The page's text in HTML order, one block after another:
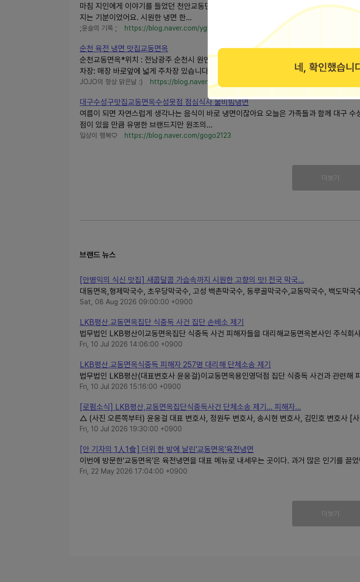
마침 지인에게 이야기를 들었던 천안교동면옥에 다녀왔습니다. 평소 면 요리를 즐겨 먹는
지는 기분이었어요. 시원한 냉면 한...
;윤슬의 기록 ; https://blog.naver.com/ygkim103
순천 육전 냉면 맛집교동면옥
순천교동면옥*위치 : 전남광주 순천시 원연향길 200 *영업시간: 10:00~20:00
차장: 매장 바로앞에 넓게 주차장 있습니다! 매장앞에 바로...
JOJO의 항상 맑은날 :) https://blog.naver.com/rmstjrdbseod
대구수성구맛집교동면옥수성못점 점심식사 물비빔냉면
여름이 되면 자연스럽게 생각나는 음식이 바로 냉면이잖아요 오늘은 가족들과 함께 대구
점이 있을 만큼 유명한 브랜드지만 원조의...
일상이 행복♡ https://blog.naver.com/gogo2123
더보기
브랜드 뉴스
[안병익의 식신 맛집] 새콤달콤 가슴속까지 시원한 고향의 맛! 전국 막국...
대동면옥,형제막국수, 초우당막국수, 고성 백촌막국수, 동루골막국수,교동막국수, 백도막
Sat, 08 Aug 2026 09:00:00 +0900
LKB평산,교동면옥집단 식중독 사건 집단 손배소 제기
법무법인 LKB평산이교동면옥집단 식중독 사건 피해자들을 대리해교동면옥본사인 주식
Fri, 10 Jul 2026 14:06:00 +0900
LKB평산,교동면옥식중독 피해자 257명 대리해 단체소송 제기
법무법인 LKB평산(대표변호사 윤웅걸)이교동면옥용인영덕점 집단 식중독 사건과 관련해
Fri, 10 Jul 2026 15:16:00 +0900
[로펌소식] LKB평산,교동면옥집단식중독사건 단체소송 제기… 피해자...
△ (사진 오른쪽부터) 윤웅걸 대표 변호사, 정원두 변호사, 송시현 변호사, 김민호 변호사 [
Fri, 10 Jul 2026 19:30:00 +0900
[안 기자의 1人1食] 더위 한 방에 날린'교동면옥'육전냉면
이번에 방문한'교동면옥'은 육전냉면을 대표 메뉴로 내세우는 곳이다. 과거 많은 인기를 끌
Fri, 22 May 2026 17:04:00 +0900
더보기